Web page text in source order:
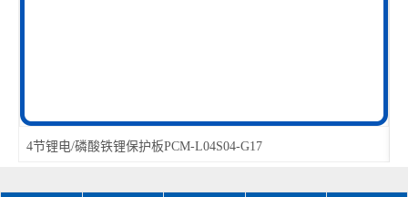
4节锂电/磷酸铁锂保护板PCM-L04S04-G17